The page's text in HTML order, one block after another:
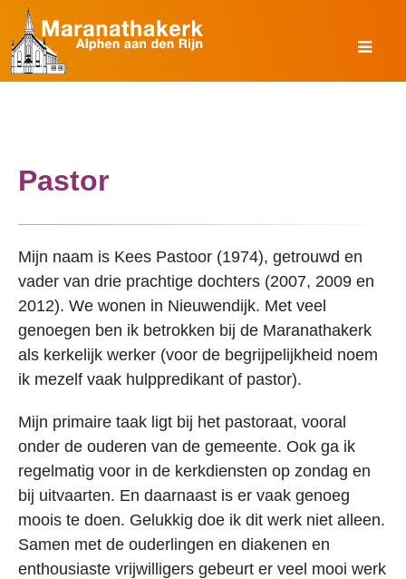
Pastor
Mijn naam is Kees Pastoor (1974), getrouwd en
vader van drie prachtige dochters (2007, 2009 en
2012). We wonen in Nieuwendijk. Met veel
genoegen ben ik betrokken bij de Maranathakerk
als kerkelijk werker (voor de begrijpelijkheid noem
ik mezelf vaak hulppredikant of pastor).
Mijn primaire taak ligt bij het pastoraat, vooral
onder de ouderen van de gemeente. Ook ga ik
regelmatig voor in de kerkdiensten op zondag en
bij uitvaarten. En daarnaast is er vaak genoeg
moois te doen. Gelukkig doe ik dit werk niet alleen.
Samen met de ouderlingen en diakenen en
enthousiaste vrijwilligers gebeurt er veel mooi werk